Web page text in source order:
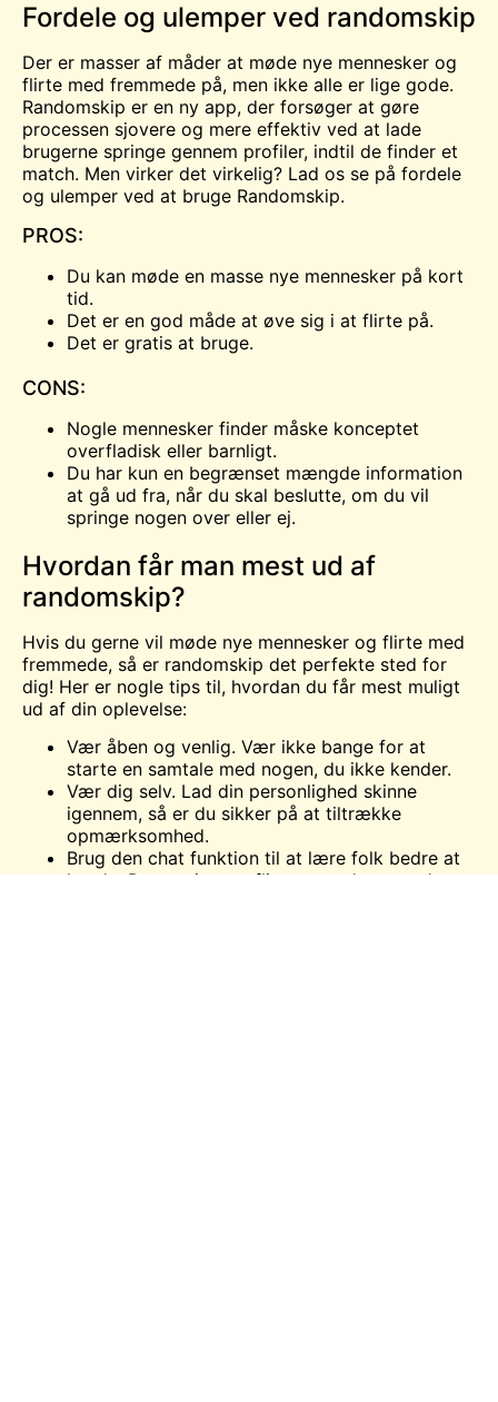
Fordele og ulemper ved randomskip
Der er masser af måder at møde nye mennesker og
flirte med fremmede på, men ikke alle er lige gode.
Randomskip er en ny app, der forsøger at gøre
processen sjovere og mere effektiv ved at lade
brugerne springe gennem profiler, indtil de finder et
match. Men virker det virkelig? Lad os se på fordele
og ulemper ved at bruge Randomskip.
PROS:
Du kan møde en masse nye mennesker på kort
tid.
Det er en god måde at øve sig i at flirte på.
Det er gratis at bruge.
CONS:
Nogle mennesker finder måske konceptet
overfladisk eller barnligt.
Du har kun en begrænset mængde information
at gå ud fra, når du skal beslutte, om du vil
springe nogen over eller ej.
Hvordan får man mest ud af
randomskip?
Hvis du gerne vil møde nye mennesker og flirte med
fremmede, så er randomskip det perfekte sted for
dig! Her er nogle tips til, hvordan du får mest muligt
ud af din oplevelse:
Vær åben og venlig. Vær ikke bange for at
starte en samtale med nogen, du ikke kender.
Vær dig selv. Lad din personlighed skinne
igennem, så er du sikker på at tiltrække
opmærksomhed.
Brug den chat funktion til at lære folk bedre at
kende. Det er sjovt at flirte, men det er endnu